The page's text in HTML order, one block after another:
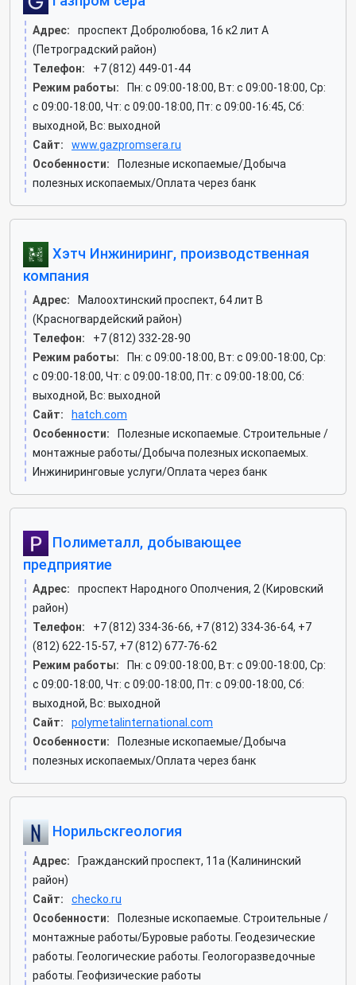
Адрес:
проспект Добролюбова, 16 к2 лит А
(Петроградский район)
Телефон:
+7 (812) 449-01-44
Режим работы:
Пн: c 09:00-18:00, Вт: c 09:00-18:00, Ср:
c 09:00-18:00, Чт: c 09:00-18:00, Пт: c 09:00-16:45, Сб:
выходной, Вс: выходной
Сайт:
www.gazpromsera.ru
Особенности:
Полезные ископаемые/Добыча
полезных ископаемых/Оплата через банк
Хэтч Инжиниринг, производственная
компания
Адрес:
Малоохтинский проспект, 64 лит В
(Красногвардейский район)
Телефон:
+7 (812) 332-28-90
Режим работы:
Пн: c 09:00-18:00, Вт: c 09:00-18:00, Ср:
c 09:00-18:00, Чт: c 09:00-18:00, Пт: c 09:00-18:00, Сб:
выходной, Вс: выходной
Сайт:
hatch.com
Особенности:
Полезные ископаемые. Строительные /
монтажные работы/Добыча полезных ископаемых.
Инжиниринговые услуги/Оплата через банк
Полиметалл, добывающее
предприятие
Адрес:
проспект Народного Ополчения, 2 (Кировский
район)
Телефон:
+7 (812) 334-36-66, +7 (812) 334-36-64, +7
(812) 622-15-57, +7 (812) 677-76-62
Режим работы:
Пн: c 09:00-18:00, Вт: c 09:00-18:00, Ср:
c 09:00-18:00, Чт: c 09:00-18:00, Пт: c 09:00-18:00, Сб:
выходной, Вс: выходной
Сайт:
polymetalinternational.com
Особенности:
Полезные ископаемые/Добыча
полезных ископаемых/Оплата через банк
Норильскгеология
Адрес:
Гражданский проспект, 11а (Калининский
район)
Сайт:
checko.ru
Особенности:
Полезные ископаемые. Строительные /
монтажные работы/Буровые работы. Геодезические
работы. Геологические работы. Геологоразведочные
работы. Геофизические работы